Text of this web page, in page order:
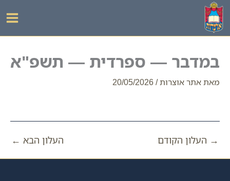
דילוג
לתוכן
במדבר — ספרדית — תשפ"א
מאתאתר אוצרות/
20/05/2026
→ העלון הקודם העלון הבא ←